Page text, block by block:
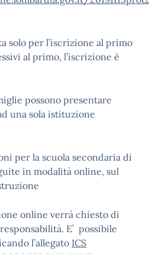
solo per l’iscrizione al primo
al primo, l’iscrizione è
possono presentare
una sola istituzione
per la scuola secondaria di
in modalità online, sul
online verrà chiesto di
E’ possibile
l’allegato ICS